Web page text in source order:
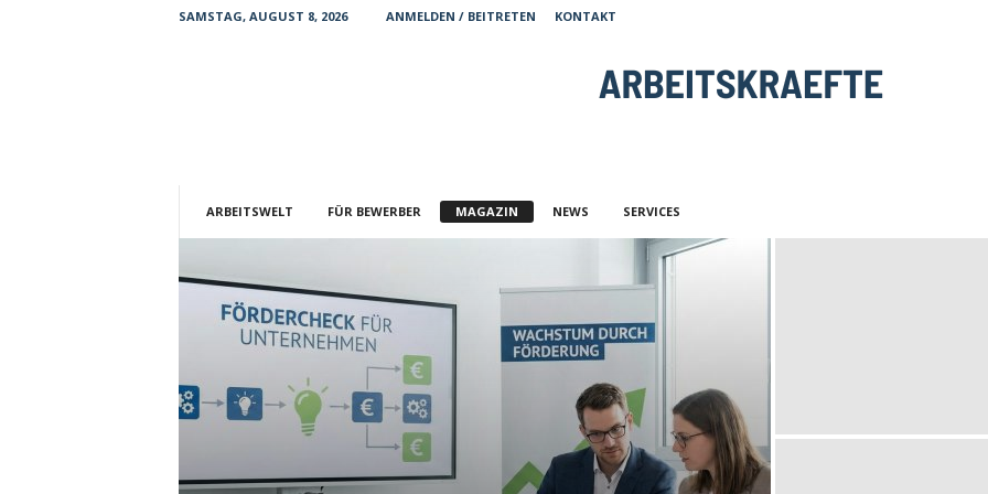
SAMSTAG, AUGUST 8, 2026 ANMELDEN / BEITRETEN KONTAKT
b
i
s
f
t
d
ARBEITSWELT FÜR BEWERBER MAGAZIN NEWS SERVICES